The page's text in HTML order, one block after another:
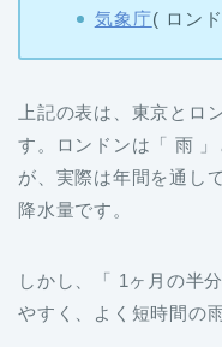
気象庁( ロン
上記の表は、東京とロ
す。ロンドンは「 雨
が、実際は年間を通し
降水量です。
しかし、「 1ヶ月の半
やすく、よく短時間の